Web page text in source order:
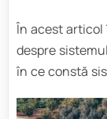
În acest articol
despre
în ce constă